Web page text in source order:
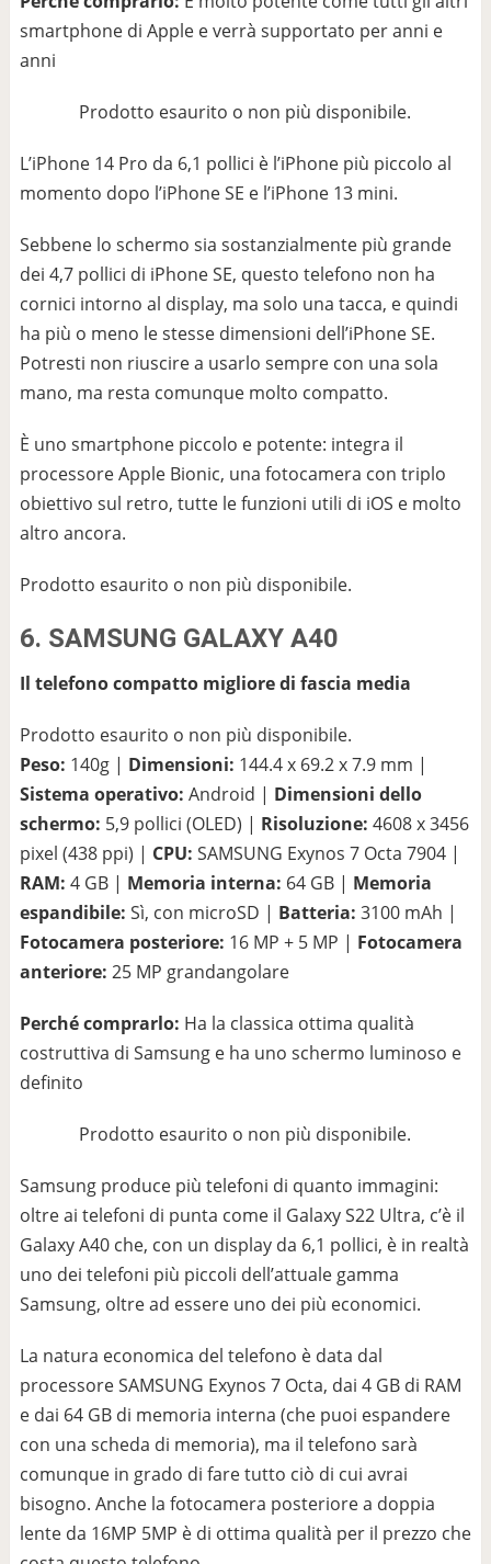
smartphone di Apple e verrà supportato per anni e
anni
Prodotto esaurito o non più disponibile.
L’iPhone 14 Pro da 6,1 pollici è l’iPhone più piccolo al
momento dopo l’iPhone SE e l’iPhone 13 mini.
Sebbene lo schermo sia sostanzialmente più grande
dei 4,7 pollici di iPhone SE, questo telefono non ha
cornici intorno al display, ma solo una tacca, e quindi
ha più o meno le stesse dimensioni dell’iPhone SE.
Potresti non riuscire a usarlo sempre con una sola
mano, ma resta comunque molto compatto.
È uno smartphone piccolo e potente: integra il
processore Apple Bionic, una fotocamera con triplo
obiettivo sul retro, tutte le funzioni utili di iOS e molto
altro ancora.
Prodotto esaurito o non più disponibile.
6. SAMSUNG GALAXY A40
Il telefono compatto migliore di fascia media
Prodotto esaurito o non più disponibile.
Peso: 140g | Dimensioni: 144.4 x 69.2 x 7.9 mm |
Sistema operativo: Android | Dimensioni dello
schermo: 5,9 pollici (OLED) | Risoluzione: 4608 x 3456
pixel (438 ppi) | CPU: SAMSUNG Exynos 7 Octa 7904 |
RAM: 4 GB | Memoria interna: 64 GB | Memoria
espandibile: Sì, con microSD | Batteria: 3100 mAh |
Fotocamera posteriore: 16 MP + 5 MP | Fotocamera
anteriore: 25 MP grandangolare
Perché comprarlo: Ha la classica ottima qualità
costruttiva di Samsung e ha uno schermo luminoso e
definito
Prodotto esaurito o non più disponibile.
Samsung produce più telefoni di quanto immagini:
oltre ai telefoni di punta come il Galaxy S22 Ultra, c’è il
Galaxy A40 che, con un display da 6,1 pollici, è in realtà
uno dei telefoni più piccoli dell’attuale gamma
Samsung, oltre ad essere uno dei più economici.
La natura economica del telefono è data dal
processore SAMSUNG Exynos 7 Octa, dai 4 GB di RAM
e dai 64 GB di memoria interna (che puoi espandere
con una scheda di memoria), ma il telefono sarà
comunque in grado di fare tutto ciò di cui avrai
bisogno. Anche la fotocamera posteriore a doppia
lente da 16MP 5MP è di ottima qualità per il prezzo che